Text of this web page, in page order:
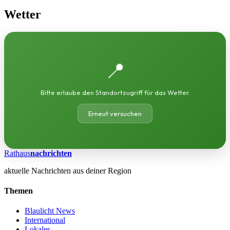
Wetter
📍
Bitte erlaube den Standortzugriff für das Wetter.
Erneut versuchen
Rathausnachrichten
aktuelle Nachrichten aus deiner Region
Themen
Blaulicht News
International